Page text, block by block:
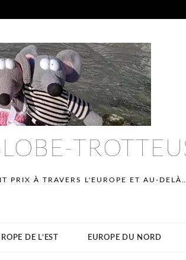
PRIX À TRAVERS L'EUROPE ET AU-DELÀ…
DE L’EST EUROPE DU NORD